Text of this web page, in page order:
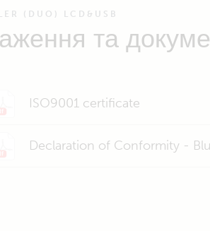
(DUO) LCD&USB
та
ISO9001 certificate
Declaration of Conformity -